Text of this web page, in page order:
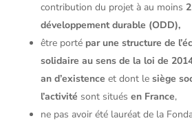
contribution du projet à au moins
développement durable (ODD),
être porté par une structure de
solidaire au sens de la loi de
an d’existence et dont le siège
l’activité sont situés en France,
ne pas avoir été lauréat de la